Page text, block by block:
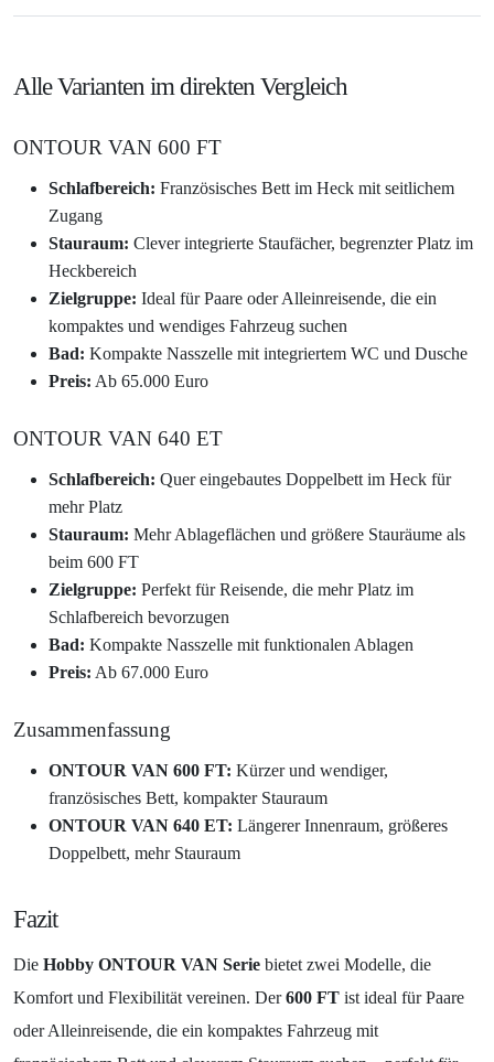
Alle Varianten im direkten Vergleich
ONTOUR VAN 600 FT
Schlafbereich: Französisches Bett im Heck mit seitlichem
Zugang
Stauraum: Clever integrierte Staufächer, begrenzter Platz im
Heckbereich
Zielgruppe: Ideal für Paare oder Alleinreisende, die ein
kompaktes und wendiges Fahrzeug suchen
Bad: Kompakte Nasszelle mit integriertem WC und Dusche
Preis: Ab 65.000 Euro
ONTOUR VAN 640 ET
Schlafbereich: Quer eingebautes Doppelbett im Heck für
mehr Platz
Stauraum: Mehr Ablageflächen und größere Stauräume als
beim 600 FT
Zielgruppe: Perfekt für Reisende, die mehr Platz im
Schlafbereich bevorzugen
Bad: Kompakte Nasszelle mit funktionalen Ablagen
Preis: Ab 67.000 Euro
Zusammenfassung
ONTOUR VAN 600 FT: Kürzer und wendiger,
französisches Bett, kompakter Stauraum
ONTOUR VAN 640 ET: Längerer Innenraum, größeres
Doppelbett, mehr Stauraum
Fazit
Die Hobby ONTOUR VAN Serie bietet zwei Modelle, die
Komfort und Flexibilität vereinen. Der600 FT ist ideal für Paare
oder Alleinreisende, die ein kompaktes Fahrzeug mit